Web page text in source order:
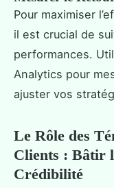
Pour maximiser
il est crucial de
performances.
Analytics pour
ajuster vos
Le Rôle des
Clients : Bâtir
Crédibilité